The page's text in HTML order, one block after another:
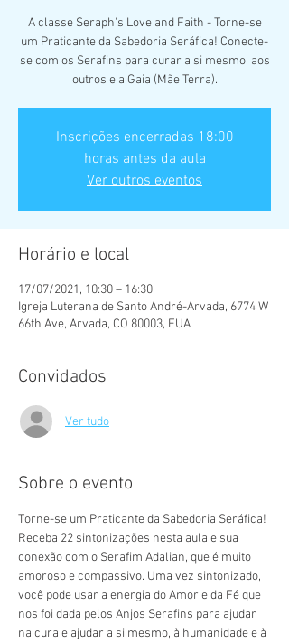
A classe Seraph's Love and Faith - Torne-se
um Praticante da Sabedoria Seráfica! Conecte-
se com os Serafins para curar a si mesmo, aos
outros e a Gaia (Mãe Terra).
Inscrições encerradas 18:00
horas antes da aula
Ver outros eventos
Horário e local
17/07/2021, 10:30 – 16:30
Igreja Luterana de Santo André-Arvada, 6774 W
66th Ave, Arvada, CO 80003, EUA
Convidados
Ver tudo
Sobre o evento
Torne-se um Praticante da Sabedoria Seráfica!
Receba 22 sintonizações nesta aula e sua
conexão com o Serafim Adalian, que é muito
amoroso e compassivo. Uma vez sintonizado,
você pode usar a energia do Amor e da Fé que
nos foi dada pelos Anjos Serafins para ajudar
na cura e ajudar a si mesmo, à humanidade e à